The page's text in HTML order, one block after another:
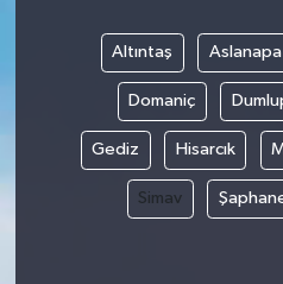
Altıntaş Aslanapa
Domaniç
Gediz Hisarcık
Simav